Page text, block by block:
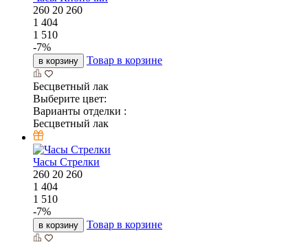
260 20 260
1 404
1 510
-7%
в корзину Товар в корзине
Бесцветный лак
Выберите цвет:
Варианты отделки :
Бесцветный лак
Часы Стрелки
260 20 260
1 404
1 510
-7%
в корзину Товар в корзине